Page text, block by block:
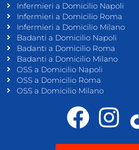
Infermieri a Domicilio Napoli
Infermieri a Domicilio Roma
Infermieri a Domicilio Milano
Badanti a Domicilio Napoli
Badanti a Domicilio Roma
Badanti a Domicilio Milano
OSS a Domicilio Napoli
OSS a Domicilio Roma
OSS a Domicilio Milano